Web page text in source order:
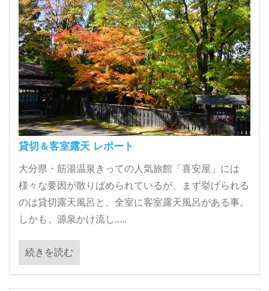
貸切＆客室露天 レポート
大分県・筋湯温泉きっての人気旅館「喜安屋」には
様々な要因が散りばめられているが、まず挙げられる
のは貸切露天風呂と、全室に客室露天風呂がある事。
しかも、源泉かけ流し.....
続きを読む